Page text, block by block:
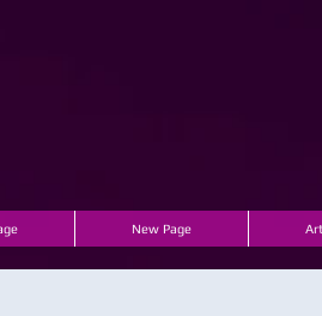
New Page